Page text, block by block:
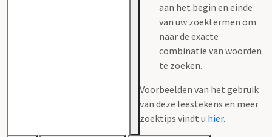
aan het begin en einde
van uw zoektermen om
naar de exacte
combinatie van woorden
te zoeken.
Voorbeelden van het gebruik
van deze leestekens en meer
zoektips vindt u hier.